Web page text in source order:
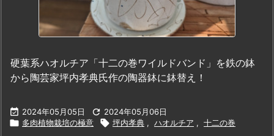
硬葉系ハオルチア「十二の巻ワイルドバンド」を鉄の鉢
から陶芸家坪内孝典氏作の陶器鉢に鉢替え！
 2024年05月05日  2024年05月06日
 多肉植物栽培の極意  坪内孝典 , ハオルチア , 十二の巻